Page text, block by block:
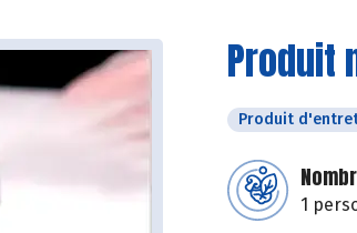
Produit
Produit
1